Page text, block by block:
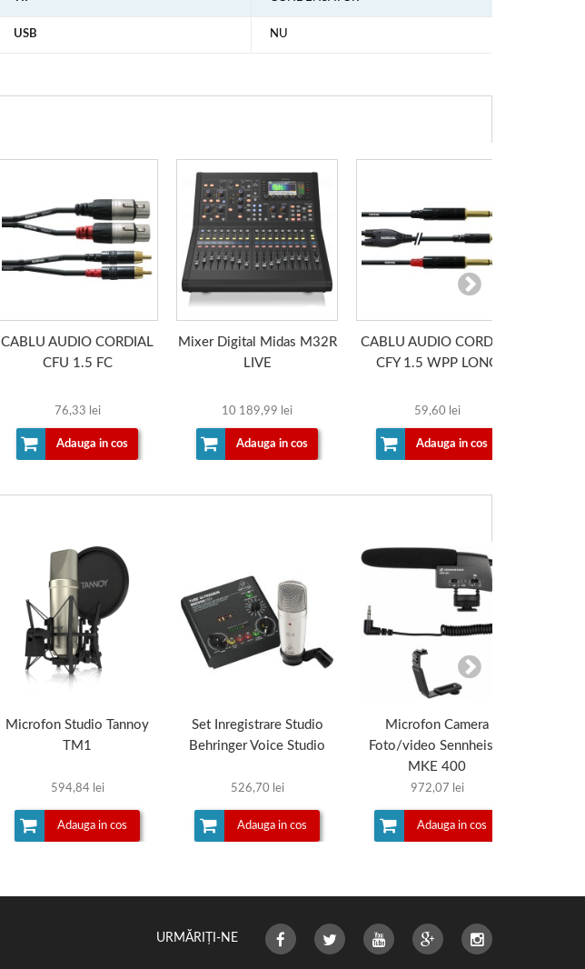
USB NU
CABLU AUDIO CORDIAL
CFU 1.5 FC
76,33 lei
Adauga in cos
Mixer Digital Midas M32R
LIVE
10 189,99 lei
Adauga in cos
CABLU AUDIO CORDIAL
CFY 1.5 WPP LONG
59,60 lei
Adauga in cos
Microfon Studio Tannoy
TM1
594,84 lei
Adauga in cos
Set Inregistrare Studio
Behringer Voice Studio
526,70 lei
Adauga in cos
Microfon Camera
Foto/video Sennheiser
MKE 400
972,07 lei
Adauga in cos
URMĂRIȚI-NE